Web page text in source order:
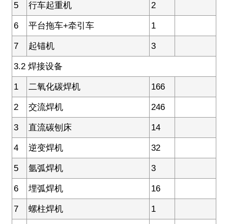
5 行车起重机 2
6 平台拖车+牵引车 1
7 起锚机 3
3.2 焊接设备
1 二氧化碳焊机 166
2 交流焊机 246
3 直流碳刨床 14
4 逆变焊机 32
5 氩弧焊机 3
6 埋弧焊机 16
7 螺柱焊机 1